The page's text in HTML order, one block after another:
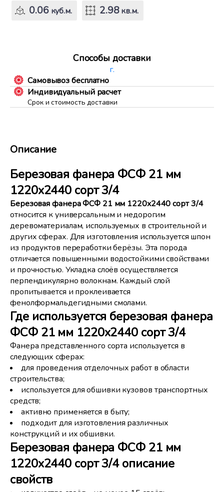
0.06куб.м. 2.98кв.м.
Способы доставки
г.
Самовывоз бесплатно
Индивидуальный расчет
Срок и стоимость доставки
Описание
Березовая фанера ФСФ 21 мм
1220x2440 сорт 3/4
Березовая фанера ФСФ 21 мм 1220x2440 сорт 3/4
относится к универсальным и недорогим
деревоматериалам, используемых в строительной и
других сферах. Для изготовления используется шпон
из продуктов переработки берёзы. Эта порода
отличается повышенными водостойкими свойствами
и прочностью. Укладка слоёв осуществляется
перпендикулярно волокнам. Каждый слой
пропитывается и проклеивается
фенолформальдегидными смолами.
Где используется березовая фанера
ФСФ 21 мм 1220x2440 сорт 3/4
Фанера представленного сорта используется в
следующих сферах:
для проведения отделочных работ в области
строительства;
используется для обшивки кузовов транспортных
средств;
активно применяется в быту;
подходит для изготовления различных
конструкций и их обшивки.
Березовая фанера ФСФ 21 мм
1220x2440 сорт 3/4 описание
свойств